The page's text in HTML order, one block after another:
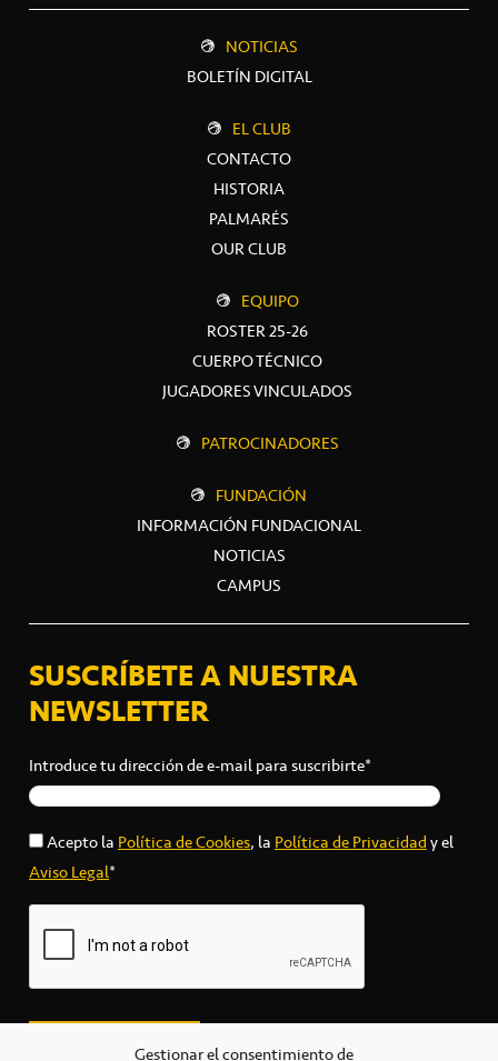
Gestionar el consentimiento de
NOTICIAS
BOLETÍN DIGITAL
EL CLUB
CONTACTO
HISTORIA
PALMARÉS
OUR CLUB
EQUIPO
ROSTER 25-26
CUERPO TÉCNICO
JUGADORES VINCULADOS
PATROCINADORES
FUNDACIÓN
INFORMACIÓN FUNDACIONAL
NOTICIAS
CAMPUS
SUSCRÍBETE A NUESTRA
NEWSLETTER
Introduce tu dirección de e-mail para suscribirte*
Acepto laPolítica de Cookies, laPolítica de Privacidady el
Aviso Legal*